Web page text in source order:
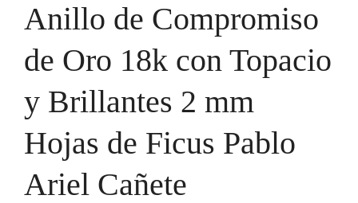
Anillo de Compromiso
de Oro 18k con Topacio
y Brillantes 2 mm
Hojas de Ficus Pablo
Ariel Cañete